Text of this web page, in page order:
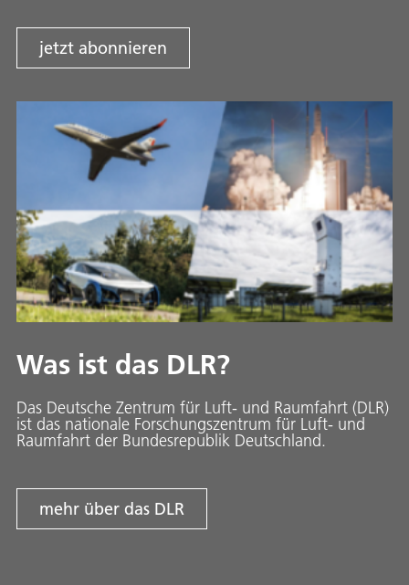
jetzt abonnieren
Was ist das DLR?
Das Deutsche Zentrum für Luft- und Raumfahrt (DLR)
ist das nationale Forschungszentrum für Luft- und
Raumfahrt der Bundesrepublik Deutschland.
mehr über das DLR